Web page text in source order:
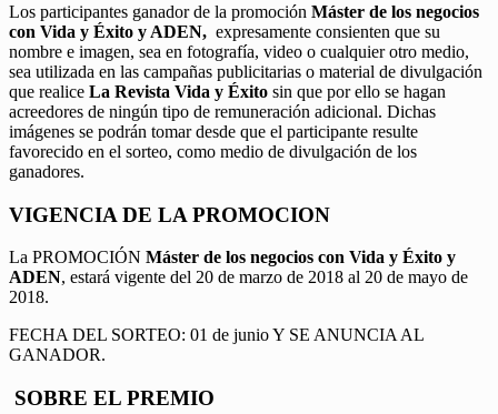
Los participantes ganador de la promoción Máster de los negocios
con Vida y Éxito y ADEN, expresamente consienten que su
nombre e imagen, sea en fotografía, video o cualquier otro medio,
sea utilizada en las campañas publicitarias o material de divulgación
que realice La Revista Vida y Éxito sin que por ello se hagan
acreedores de ningún tipo de remuneración adicional. Dichas
imágenes se podrán tomar desde que el participante resulte
favorecido en el sorteo, como medio de divulgación de los
ganadores.
VIGENCIA DE LA PROMOCION
La PROMOCIÓN Máster de los negocios con Vida y Éxito y
ADEN, estará vigente del 20 de marzo de 2018 al 20 de mayo de
2018.
FECHA DEL SORTEO: 01 de junio Y SE ANUNCIA AL
GANADOR.
SOBRE EL PREMIO